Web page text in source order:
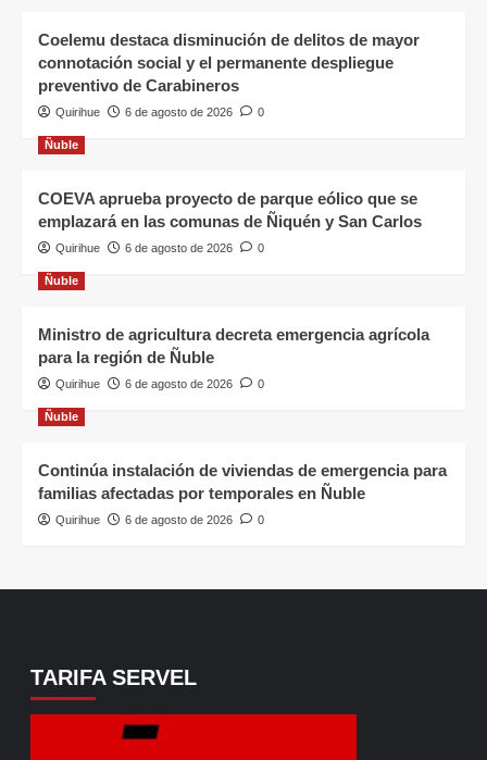
Coelemu destaca disminución de delitos de mayor
connotación social y el permanente despliegue
preventivo de Carabineros
Quirihue 6 de agosto de 2026 0
Ñuble
COEVA aprueba proyecto de parque eólico que se
emplazará en las comunas de Ñiquén y San Carlos
Quirihue 6 de agosto de 2026 0
Ñuble
Ministro de agricultura decreta emergencia agrícola
para la región de Ñuble
Quirihue 6 de agosto de 2026 0
Ñuble
Continúa instalación de viviendas de emergencia para
familias afectadas por temporales en Ñuble
Quirihue 6 de agosto de 2026 0
TARIFA SERVEL